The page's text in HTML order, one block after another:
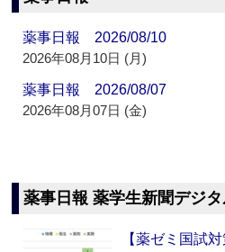
薬事日報 2026/08/10
2026年08月10日 (月)
薬事日報 2026/08/07
2026年08月07日 (金)
薬事日報 薬学生新聞デジ
【薬ゼミ国試